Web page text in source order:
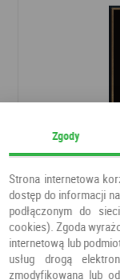
Zgody
Strona internetowa
dostęp do informacji
podłączonym do
cookies). Zgoda
internetową lub
usług drogą
zmodyfikowana lub